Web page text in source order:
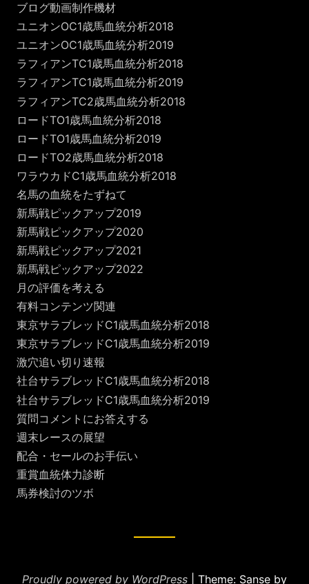
ブログ動画制作機材
ユニオンOC1歳馬血統分析2018
ユニオンOC1歳馬血統分析2019
ラフィアンTC1歳馬血統分析2018
ラフィアンTC1歳馬血統分析2019
ラフィアンTC2歳馬血統分析2018
ロードTO1歳馬血統分析2018
ロードTO1歳馬血統分析2019
ロードTO2歳馬血統分析2018
ワラウカドC1歳馬血統分析2018
名馬の血統をたずねて
新馬戦ピックアップ2019
新馬戦ピックアップ2020
新馬戦ピックアップ2021
新馬戦ピックアップ2022
月の評価を考える
有料コンテンツ関連
東京サラブレッドC1歳馬血統分析2018
東京サラブレッドC1歳馬血統分析2019
激穴追い切り速報
社台サラブレッドC1歳馬血統分析2018
社台サラブレッドC1歳馬血統分析2019
質問コメントにお答えする
週末レースの展望
配合・セールのお手伝い
重賞血統体力診断
馬券検討のツボ
Proudly powered by WordPress Theme: Sanse by